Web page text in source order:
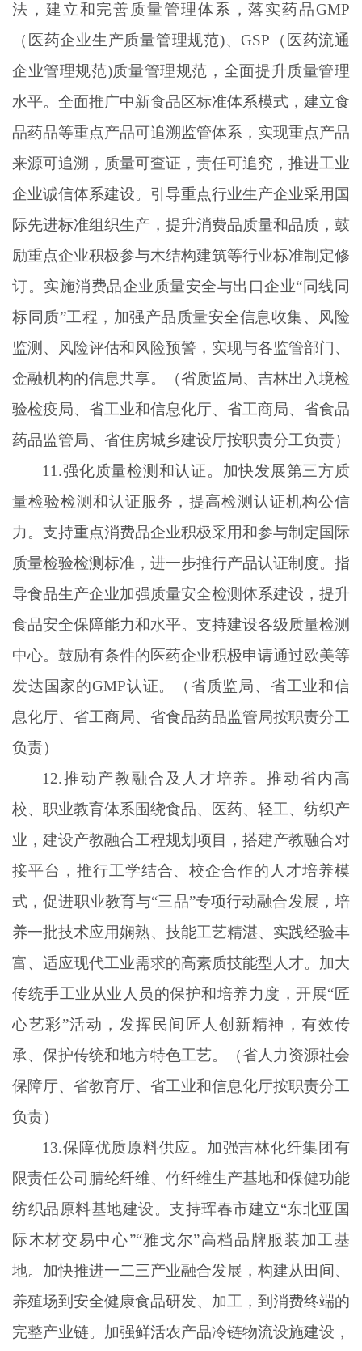
法，建立和完善质量管理体系，落实药品GMP
（医药企业生产质量管理规范)、GSP（医药流通
企业管理规范)质量管理规范，全面提升质量管理
水平。全面推广中新食品区标准体系模式，建立食
品药品等重点产品可追溯监管体系，实现重点产品
来源可追溯，质量可查证，责任可追究，推进工业
企业诚信体系建设。引导重点行业生产企业采用国
际先进标准组织生产，提升消费品质量和品质，鼓
励重点企业积极参与木结构建筑等行业标准制定修
订。实施消费品企业质量安全与出口企业“同线同
标同质”工程，加强产品质量安全信息收集、风险
监测、风险评估和风险预警，实现与各监管部门、
金融机构的信息共享。（省质监局、吉林出入境检
验检疫局、省工业和信息化厅、省工商局、省食品
药品监管局、省住房城乡建设厅按职责分工负责）
11.强化质量检测和认证。加快发展第三方质
量检验检测和认证服务，提高检测认证机构公信
力。支持重点消费品企业积极采用和参与制定国际
质量检验检测标准，进一步推行产品认证制度。指
导食品生产企业加强质量安全检测体系建设，提升
食品安全保障能力和水平。支持建设各级质量检测
中心。鼓励有条件的医药企业积极申请通过欧美等
发达国家的GMP认证。（省质监局、省工业和信
息化厅、省工商局、省食品药品监管局按职责分工
负责）
12.推动产教融合及人才培养。推动省内高
校、职业教育体系围绕食品、医药、轻工、纺织产
业，建设产教融合工程规划项目，搭建产教融合对
接平台，推行工学结合、校企合作的人才培养模
式，促进职业教育与“三品”专项行动融合发展，培
养一批技术应用娴熟、技能工艺精湛、实践经验丰
富、适应现代工业需求的高素质技能型人才。加大
传统手工业从业人员的保护和培养力度，开展“匠
心艺彩”活动，发挥民间匠人创新精神，有效传
承、保护传统和地方特色工艺。（省人力资源社会
保障厅、省教育厅、省工业和信息化厅按职责分工
负责）
13.保障优质原料供应。加强吉林化纤集团有
限责任公司腈纶纤维、竹纤维生产基地和保健功能
纺织品原料基地建设。支持珲春市建立“东北亚国
际木材交易中心”“雅戈尔”高档品牌服装加工基
地。加快推进一二三产业融合发展，构建从田间、
养殖场到安全健康食品研发、加工，到消费终端的
完整产业链。加强鲜活农产品冷链物流设施建设，